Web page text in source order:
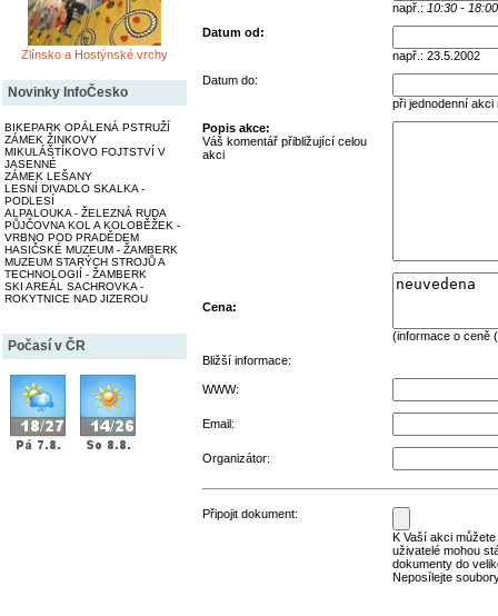
Zlínsko a Hostýnské vrchy
Novinky InfoČesko
BIKEPARK OPÁLENÁ PSTRUŽÍ
ZÁMEK ŽINKOVY
MIKULÁŠTÍKOVO FOJTSTVÍ V
JASENNÉ
ZÁMEK LEŠANY
LESNÍ DIVADLO SKALKA -
PODLESÍ
ALPALOUKA - ŽELEZNÁ RUDA
PŮJČOVNA KOL A KOLOBĚŽEK -
VRBNO POD PRADĚDEM
HASIČSKÉ MUZEUM - ŽAMBERK
MUZEUM STARÝCH STROJŮ A
TECHNOLOGIÍ - ŽAMBERK
SKI AREÁL SACHROVKA -
ROKYTNICE NAD JIZEROU
Počasí v ČR
např.: 10:30 - 18:00
Datum od:
např.: 23.5.2002
Datum do:
při jednodenní akci
Popis akce:
Váš komentář přibližující celou
akci
Cena:
(informace o ceně
Bližší informace:
WWW:
Email:
Organizátor:
Připojit dokument:
K Vaší akci
uživatelé mohou
dokumenty do
Neposílejte